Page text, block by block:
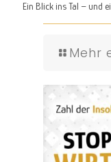
Ein Blick ins Tal – und
Mehr